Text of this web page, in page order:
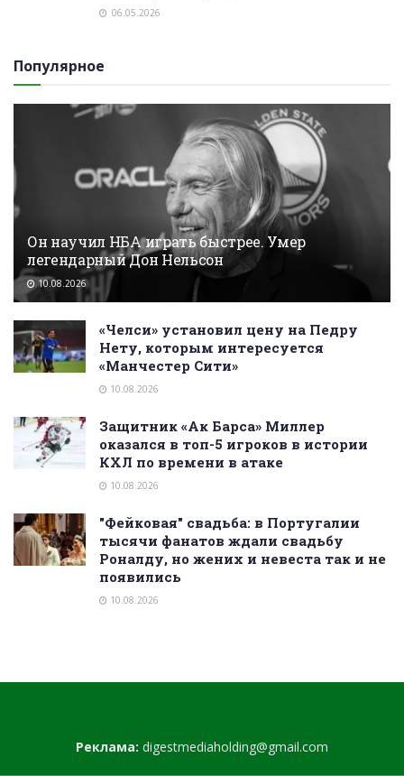
06.05.2026
Популярное
Он научил НБА играть быстрее. Умер
легендарный Дон Нельсон
10.08.2026
«Челси» установил цену на Педру
Нету, которым интересуется
«Манчестер Сити»
10.08.2026
Защитник «Ак Барса» Миллер
оказался в топ-5 игроков в истории
КХЛ по времени в атаке
10.08.2026
"Фейковая" свадьба: в Португалии
тысячи фанатов ждали свадьбу
Роналду, но жених и невеста так и не
появились
10.08.2026
Реклама: digestmediaholding@gmail.com